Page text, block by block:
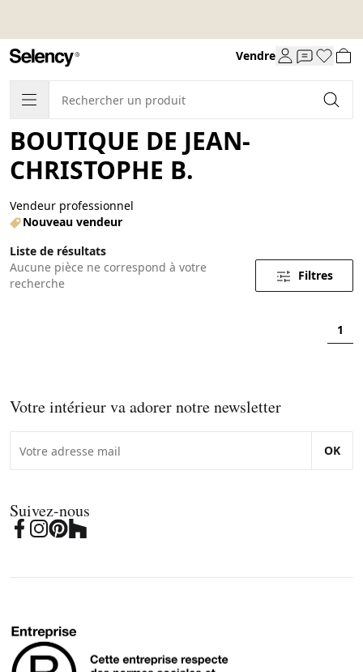
Vendre
BOUTIQUE DE JEAN-
CHRISTOPHE B.
Vendeur professionnel
Nouveau vendeur
Liste de résultats
Aucune pièce ne correspond à votre
recherche
Filtres
1
Votre intérieur va adorer notre newsletter
OK
Suivez-nous